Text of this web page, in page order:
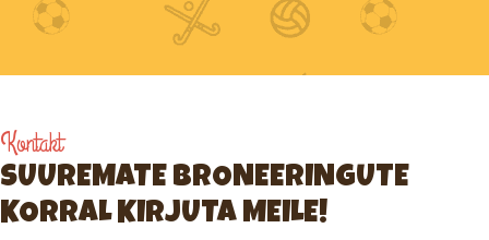
Kontakt
SUUREMATE BRONEERINGUTE
KORRAL KIRJUTA MEILE!